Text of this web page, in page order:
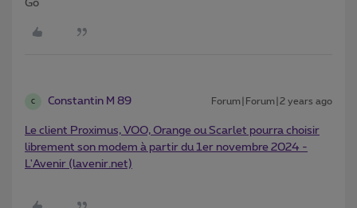
Go
C Constantin M 89 Forum|Forum|2 years ago
Le client Proximus, VOO, Orange ou Scarlet pourra choisir
librement son modem à partir du 1er novembre 2024 -
L'Avenir (lavenir.net)